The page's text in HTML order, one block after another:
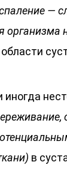
—
организма
иногда
в